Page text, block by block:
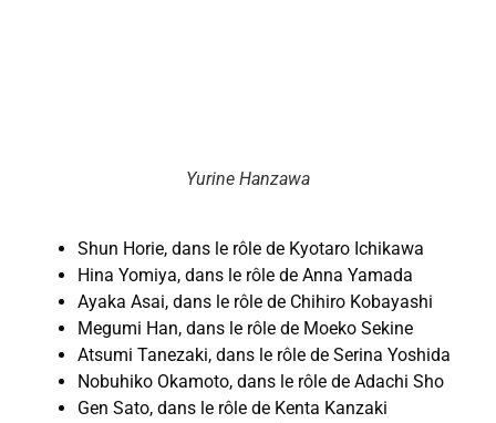
Yurine Hanzawa
Shun Horie, dans le rôle de Kyotaro Ichikawa
Hina Yomiya, dans le rôle de Anna Yamada
Ayaka Asai, dans le rôle de Chihiro Kobayashi
Megumi Han, dans le rôle de Moeko Sekine
Atsumi Tanezaki, dans le rôle de Serina Yoshida
Nobuhiko Okamoto, dans le rôle de Adachi Sho
Gen Sato, dans le rôle de Kenta Kanzaki